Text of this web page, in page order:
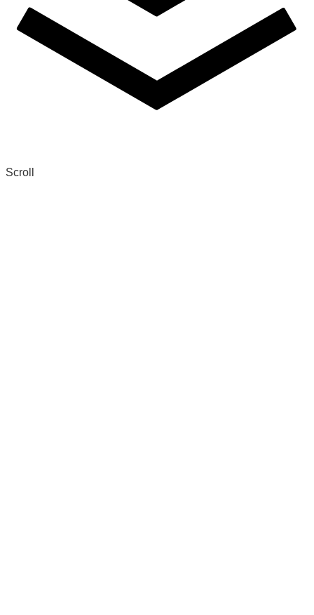
Scroll